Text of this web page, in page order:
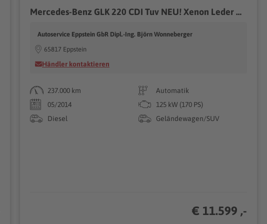
Mercedes-Benz GLK 220 CDI Tuv NEU! Xenon Leder AHK Navi PDC 3. Hd
Autoservice Eppstein GbR Dipl.-Ing. Björn Wonneberger
65817 Eppstein
Händler kontaktieren
237.000 km
Automatik
05/2014
125 kW (170 PS)
Diesel
Geländewagen/SUV
€ 11.599 ,-